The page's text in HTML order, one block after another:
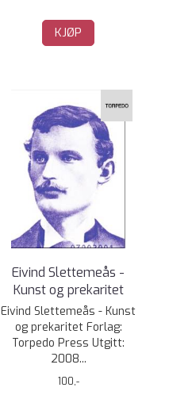
KJØP
Eivind Slettemeås -
Kunst og prekaritet
Eivind Slettemeås - Kunst
og prekaritet Forlag:
Torpedo Press Utgitt:
2008...
100,-